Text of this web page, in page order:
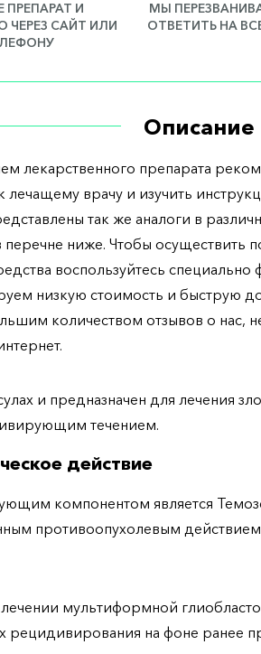
ПРЕПАРАТ И
ЧЕРЕЗ САЙТ ИЛИ
МЫ
ОТВЕТИТЬ НА
Описание
лекарственного препарата
лечащему врачу и изучить
так же аналоги в
перечне ниже. Чтобы осуществить
воспользуйтесь
низкую стоимость и быструю
количеством отзывов о нас,
и предназначен для лечения
течением.
действие
компонентом является
противоопухолевым
лечении мультиформной
рецидивирования на фоне ранее